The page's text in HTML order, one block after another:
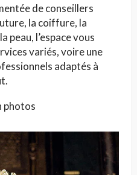
de conseillers
la coiffure, la
peau, l’espace vous
variés, voire une
adaptés à
photos